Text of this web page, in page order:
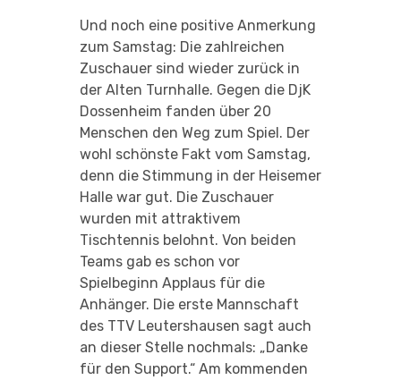
Und noch eine positive Anmerkung
zum Samstag: Die zahlreichen
Zuschauer sind wieder zurück in
der Alten Turnhalle. Gegen die DjK
Dossenheim fanden über 20
Menschen den Weg zum Spiel. Der
wohl schönste Fakt vom Samstag,
denn die Stimmung in der Heisemer
Halle war gut. Die Zuschauer
wurden mit attraktivem
Tischtennis belohnt. Von beiden
Teams gab es schon vor
Spielbeginn Applaus für die
Anhänger. Die erste Mannschaft
des TTV Leutershausen sagt auch
an dieser Stelle nochmals: „Danke
für den Support.“ Am kommenden